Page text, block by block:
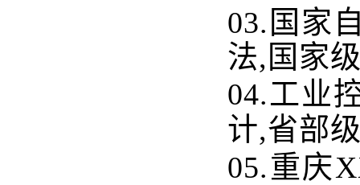
03. 国家
法,国家
04.工业
计,省部
05.重庆